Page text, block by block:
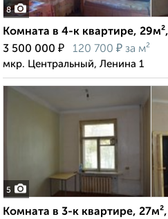
8
Комната в 4-к квартире,
3 500 000 ₽ 120 700 ₽ за м²
мкр. Центральный, Ленина 1
5
Комната в 3-к квартире,